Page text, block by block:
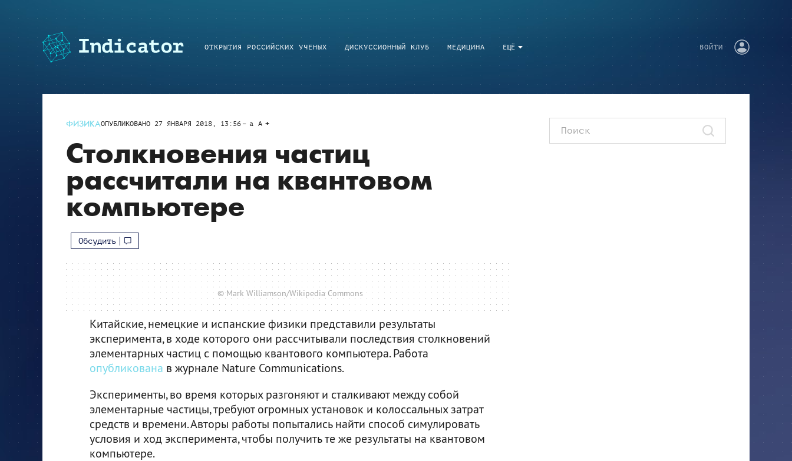
ЕЩЁ
ОТКРЫТИЯ РОССИЙСКИХ УЧЕНЫХ ДИСКУССИОННЫЙ КЛУБ МЕДИЦИНА ВОЙТИ
ФИЗИКАОПУБЛИКОВАНО 27 ЯНВАРЯ 2018, 13:56 a A
Столкновения частиц
рассчитали на квантовом
компьютере
Обсудить
© Mark Williamson/Wikipedia Commons
Китайские, немецкие и испанские физики представили результаты
эксперимента, в ходе которого они рассчитывали последствия столкновений
элементарных частиц с помощью квантового компьютера. Работа
опубликована в журнале Nature Communications.
Эксперименты, во время которых разгоняют и сталкивают между собой
элементарные частицы, требуют огромных установок и колоссальных затрат
средств и времени. Авторы работы попытались найти способ симулировать
условия и ход эксперимента, чтобы получить те же результаты на квантовом
компьютере.